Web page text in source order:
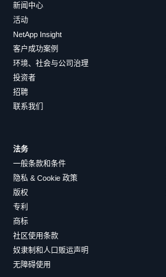
新闻中心
活动
NetApp Insight
客户成功案例
环境、社会与公司治理
投资者
招聘
联系我们
法务
一般条款和条件
隐私 & Cookie 政策
版权
专利
商标
社区使用条款
奴隶制和人口贩运声明
无障碍使用